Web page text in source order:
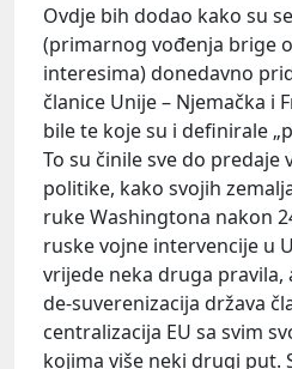
Ovdje bih dodao kako su
(primarnog vođenja brige
interesima) donedavno
članice Unije – Njemačka i
bile te koje su i definirale
To su činile sve do predaje
politike, kako svojih
ruke Washingtona nakon
ruske vojne intervencije u
vrijede neka druga pravila,
de-suverenizacija država
centralizacija EU sa svim
kojima više neki drugi put.